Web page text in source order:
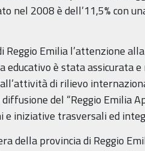
nel 2008 è dell’11,5% con
Reggio Emilia l’attenzione
educativo è stata assicurata
di rilievo
del “Reggio Emilia
e iniziative trasversali ed
della provincia di Reggio